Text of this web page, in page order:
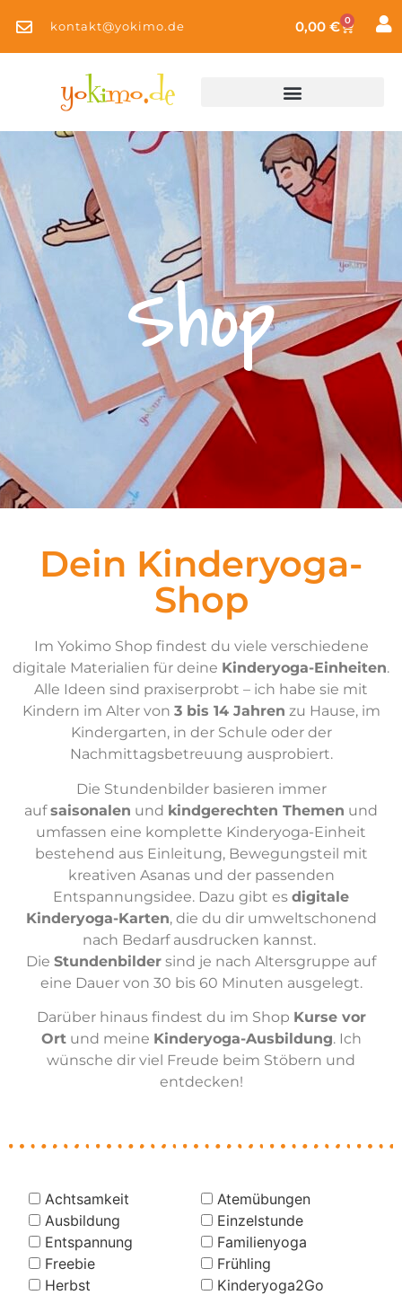
kontakt@yokimo.de 0,00 € 0
Shop
Dein Kinderyoga-
Shop
Im Yokimo Shop findest du viele verschiedene
digitale Materialien für deine Kinderyoga-Einheiten.
Alle Ideen sind praxiserprobt – ich habe sie mit
Kindern im Alter von 3 bis 14 Jahren zu Hause, im
Kindergarten, in der Schule oder der
Nachmittagsbetreuung ausprobiert.
Die Stundenbilder basieren immer
aufsaisonalen und kindgerechten Themen und
umfassen eine komplette Kinderyoga-Einheit
bestehend aus Einleitung, Bewegungsteil mit
kreativen Asanas und der passenden
Entspannungsidee. Dazu gibt es digitale
Kinderyoga-Karten, die du dir umweltschonend
nach Bedarf ausdrucken kannst.
Die Stundenbilder sind je nach Altersgruppe auf
eine Dauer von 30 bis 60 Minuten ausgelegt.
Darüber hinaus findest du im Shop Kurse vor
Ortund meine Kinderyoga-Ausbildung. Ich
wünsche dir viel Freude beim Stöbern und
entdecken!
Achtsamkeit
Atemübungen
Ausbildung
Einzelstunde
Entspannung
Familienyoga
Freebie
Frühling
Herbst
Kinderyoga2Go